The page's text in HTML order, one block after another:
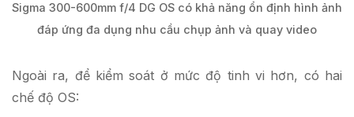
Sigma 300-600mm f/4 DG OS có khả năng ổn định hình ảnh
đáp ứng đa dụng nhu cầu chụp ảnh và quay video
Ngoài ra, để kiểm soát ở mức độ tinh vi hơn, có hai
chế độ OS: